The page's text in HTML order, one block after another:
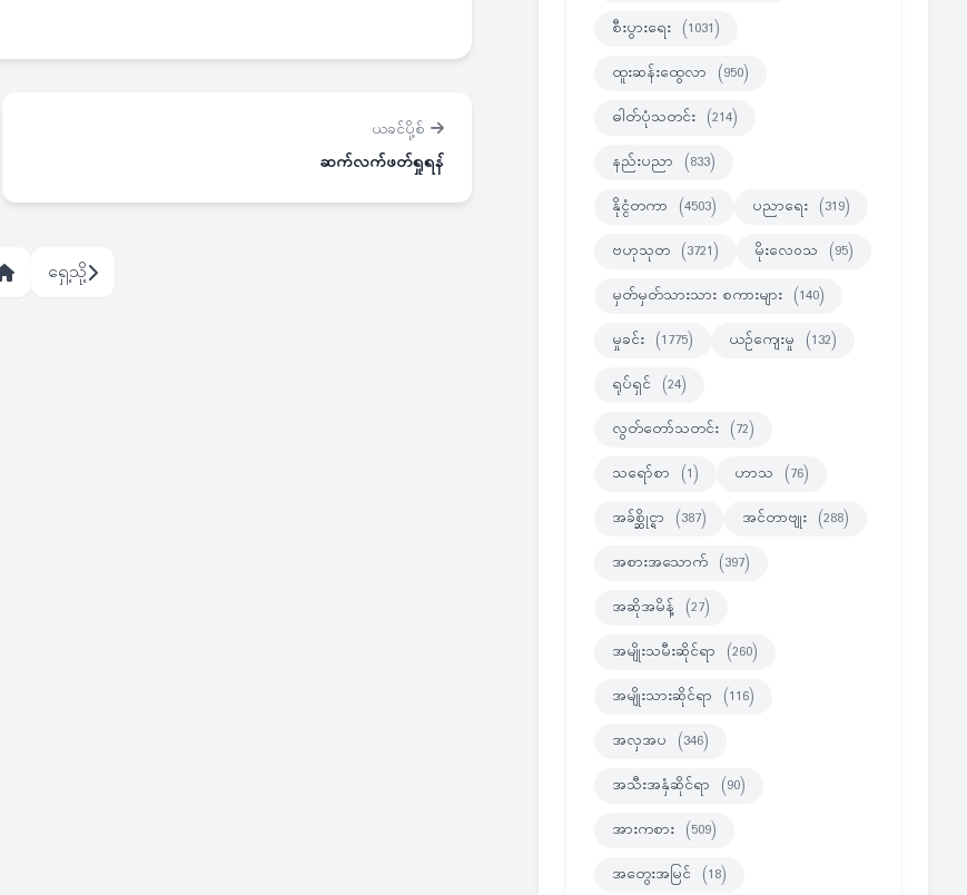
ယခင်ပို့စ်
ဆက်လက်ဖတ်ရှုရန်
ရှေ့သို့
စီးပွားရေး (1031)
ထူးဆန်းထွေလာ (950)
ဓါတ်ပုံသတင်း (214)
နည်းပညာ (833)
နိုင္ငံတကာ (4503) ပညာရေး (319)
ဗဟုသုတ (3721) မိုးလေဝသ (95)
မှတ်မှတ်သားသား စကားများ (140)
မှုခင်း (1775) ယဉ်ကျေးမှု (132)
ရုပ်ရှင် (24)
လွတ်တော်သတင်း (72)
သရော်စာ (1) ဟာသ (76)
အခ်စ္ဆိုင္ရာ (387) အင်တာဗျုး (288)
အစားအသောက် (397)
အဆိုအမိန့် (27)
အမျိုးသမီးဆိုင်ရာ (260)
အမျိုးသားဆိုင်ရာ (116)
အလှအပ (346)
အသီးအနှံဆိုင်ရာ (90)
အားကစား (509)
အတွေးအမြင် (18)